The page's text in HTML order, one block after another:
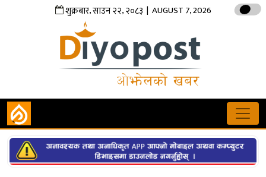
शुक्रबार,साउन२२,२०८३ | AUGUST 7, 2026